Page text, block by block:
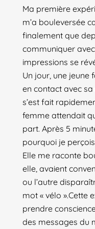
Ma première
m’a bouleversée
finalement que
communiquer
impressions se
Un jour, une jeune
en contact avec
s’est fait
femme attendait
part. Après 5
pourquoi je
Elle me raconte
elle, avaient
ou l’autre
mot « vélo ».Cette
prendre
des messages du